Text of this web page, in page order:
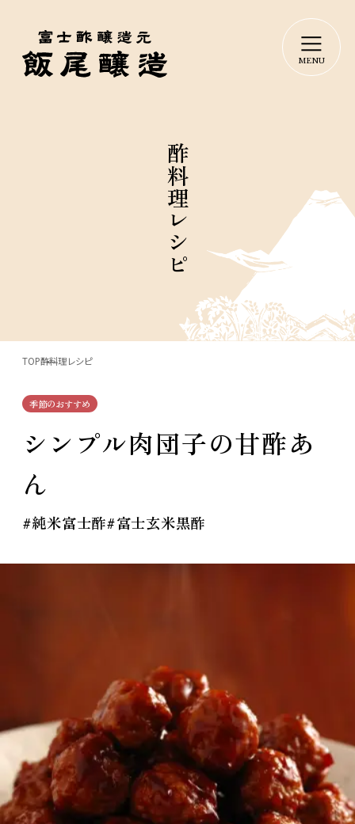
酢料理レシピ
TOP酢料理レシピ
季節のおすすめ
シンプル肉団子の甘酢あ
ん
#純米富士酢#富士玄米黒酢